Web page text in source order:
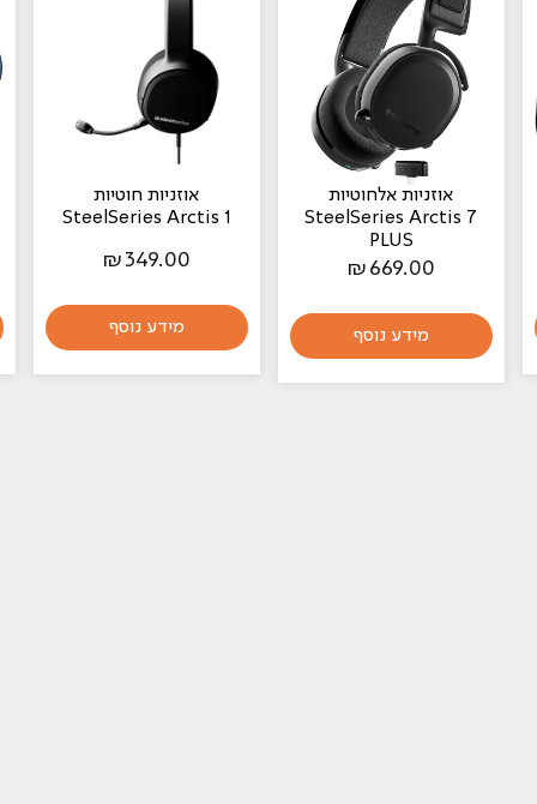
אוזניות ‏אלחוטיות
SteelSeries Arctis 7
PLUS
₪ 669.00
מידע נוסף
אוזניות ‏חוטיות
SteelSeries Arctis 1
₪ 349.00
מידע נוסף